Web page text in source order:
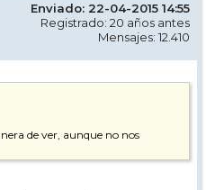
Enviado: 22-04-2015 14:55
Registrado: 20 años antes
Mensajes: 12.410
de ver, aunque no nos